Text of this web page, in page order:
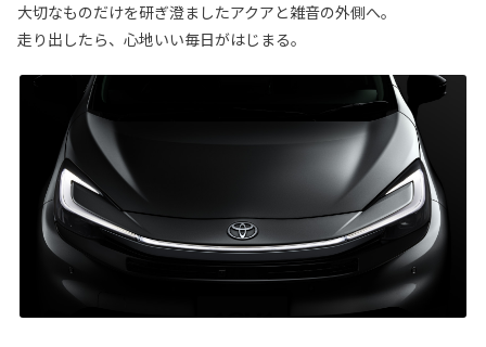
大切なものだけを研ぎ澄ましたアクアと雑音の外側へ。
走り出したら、心地いい毎日がはじまる。